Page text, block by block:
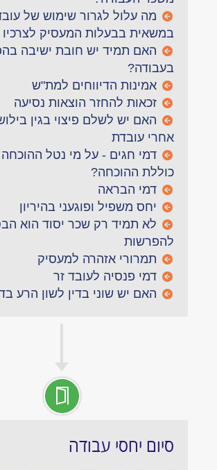
מה עלול לגרור שימוש של
במשאית בבעלות המעסיק לצרכיו
האם תמיד יש חובת ישיבה
בעבודה?
אמינות הדיווחים למת"ש
זכאות להחזר הוצאות נסיעה
האם יש לשלם פיצוי בגין
אחרי עובדת
דמי חגים - על מי נטל
כוללת ההוכחה?
דמי הבראה
יחס משפיל ופוגעני בהיריון
לא תמיד רק שכר יסוד הוא
להפרשות
תמרורי אזהרה למעסיק
דמי פנסיה לעובד זר
האם יש שוני בדין לשון הרע
סיום יחסי עבודה